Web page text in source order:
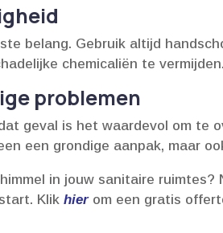
belang.​ Gebruik altijd
chemicaliën te vermijden.​
problemen
geval is het waardevol om te
een grondige aanpak, maar
in jouw sanitaire ruimtes?
Klikhierom een gratis